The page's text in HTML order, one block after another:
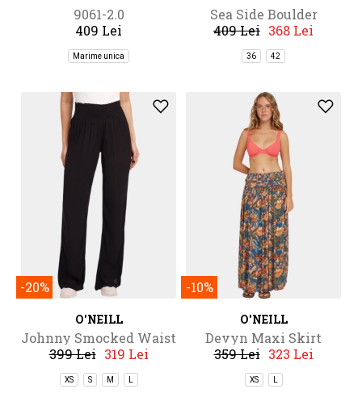
9061-2.0
409 Lei
Marime unica
Sea Side Boulder
Embroidery Bikini Set
409 Lei 368 Lei
36 42
-20%
O'NEILL
Johnny Smocked Waist
Pants
399 Lei 319 Lei
XS S M
-10%
O'NEILL
Devyn Maxi Skirt
359 Lei 323 Lei
XS